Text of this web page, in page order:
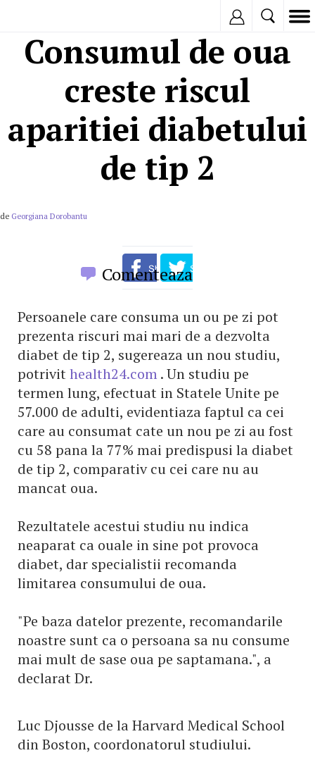
Consumul de oua
creste riscul
aparitiei diabetului
de tip 2
de Georgiana Dorobantu
Comenteaza
Persoanele care consuma un ou pe zi pot
prezenta riscuri mai mari de a dezvolta
diabet de tip 2, sugereaza un nou studiu,
potrivithealth24.com . Un studiu pe
termen lung, efectuat in Statele Unite pe
57.000 de adulti, evidentiaza faptul ca cei
care au consumat cate un nou pe zi au fost
cu 58 pana la 77% mai predispusi la diabet
de tip 2, comparativ cu cei care nu au
mancat oua.
Rezultatele acestui studiu nu indica
neaparat ca ouale in sine pot provoca
diabet, dar specialistii recomanda
limitarea consumului de oua.
"Pe baza datelor prezente, recomandarile
noastre sunt ca o persoana sa nu consume
mai mult de sase oua pe saptamana.", a
declarat Dr.
Luc Djousse de la Harvard Medical School
din Boston, coordonatorul studiului.